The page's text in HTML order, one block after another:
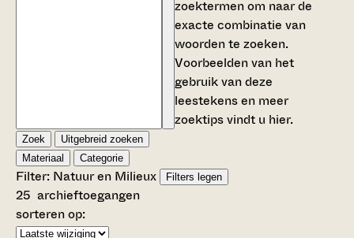
zoektermen om naar de
exacte combinatie van
woorden te zoeken.
Voorbeelden van het
gebruik van deze
leestekens en meer
zoektips vindt u hier.
Zoek
Uitgebreid zoeken
Materiaal
Categorie
Filter: Natuur en Milieux Filters legen
25 archieftoegangen
sorteren op: